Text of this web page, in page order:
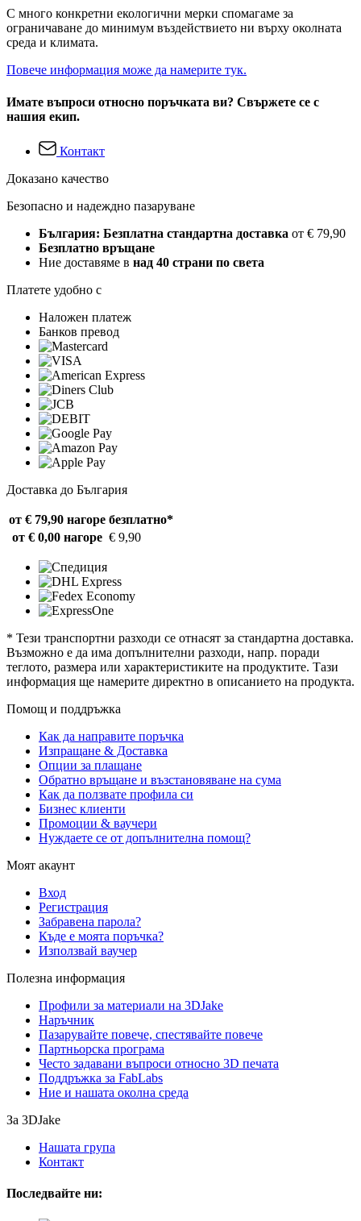
С много конкретни екологични мерки спомагаме за
ограничаване до минимум въздействието ни върху околната
среда и климата.
Повече информация може да намерите тук.
Имате въпроси относно поръчката ви? Свържете се с
нашия екип.
Контакт
Доказано качество
Безопасно и надеждно пазаруване
България: Безплатна стандартна доставка от € 79,90
Безплатно връщане
Ние доставяме в над 40 страни по света
Платете удобно с
Наложен платеж
Банков превод
Доставка до България
от € 79,90 нагоре безплатно*
от € 0,00 нагоре € 9,90
* Тези транспортни разходи се отнасят за стандартна доставка.
Възможно е да има допълнителни разходи, напр. поради
теглото, размера или характеристиките на продуктите. Тази
информация ще намерите директно в описанието на продукта.
Помощ и поддръжка
Как да направите поръчка
Изпращане & Доставка
Опции за плащане
Обратно връщане и възстановяване на сума
Как да ползвате профила си
Бизнес клиенти
Промоции & ваучери
Нуждаете се от допълнителна помощ?
Моят акаунт
Вход
Регистрация
Забравена парола?
Къде е моята поръчка?
Използвай ваучер
Полезна информация
Профили за материали на 3DJake
Наръчник
Пазарувайте повече, спестявайте повече
Партньорска програма
Често задавани въпроси относно 3D печата
Поддръжка за FabLabs
Ние и нашата околна среда
За 3DJake
Нашата група
Контакт
Последвайте ни: